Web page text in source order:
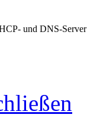
und DNS-Server